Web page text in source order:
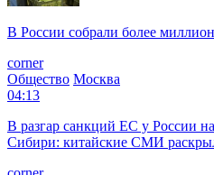
В России собрали более
corner
Общество Москва
04:13
В разгар санкций ЕС у России
Сибири: китайские СМИ